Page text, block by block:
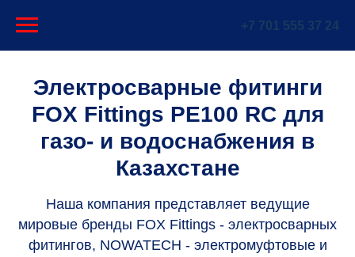
+7 701 555 37 24
Электросварные фитинги
FOX Fittings PE100 RC для
газо- и водоснабжения в
Казахстане
Наша компания представляет ведущие
мировые бренды FOX Fittings - электросварных
фитингов, NOWATECH - электромуфтовыеи